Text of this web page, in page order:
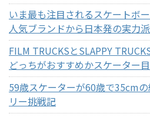
いま最も注目されるスケートボ
人気ブランドから日本発の実力
FILM TRUCKSとSLAPPY
どっちがおすすめかスケーター
59歳スケーターが60歳で35cm
リー挑戦記